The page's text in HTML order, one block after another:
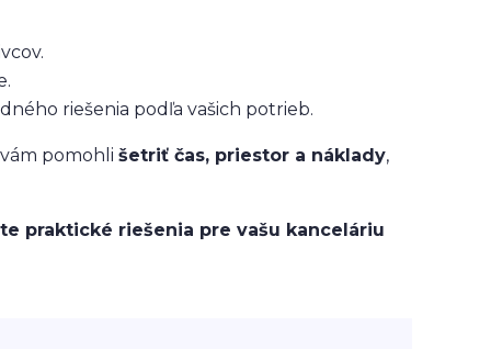
riešenia podľa vašich potrieb.
pomohli šetriť čas, priestor a náklady,
praktické riešenia pre vašu kanceláriu